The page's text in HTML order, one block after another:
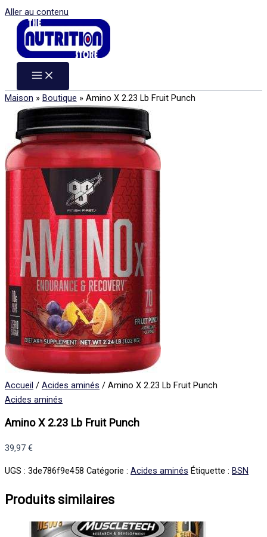
Aller au contenu
Maison » Boutique » Amino X 2.23 Lb Fruit Punch
Accueil / Acides aminés / Amino X 2.23 Lb Fruit Punch
Acides aminés
Amino X 2.23 Lb Fruit Punch
39,97 €
UGS : 3de786f9e458 Catégorie : Acides aminés Étiquette : BSN
Produits similaires